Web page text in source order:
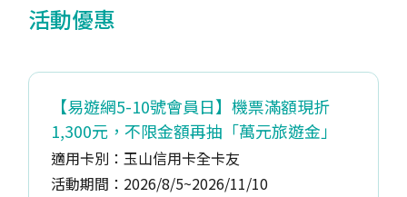
活動優惠
【易遊網5-10號會員日】機票滿額現折
1,300元，不限金額再抽「萬元旅遊金」
適用卡別：玉山信用卡全卡友
活動期間：2026/8/5~2026/11/10